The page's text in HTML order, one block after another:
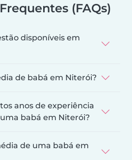
(FAQs)
disponíveis em
de babá em Niterói?
anos de experiência
babá em Niterói?
de uma babá em